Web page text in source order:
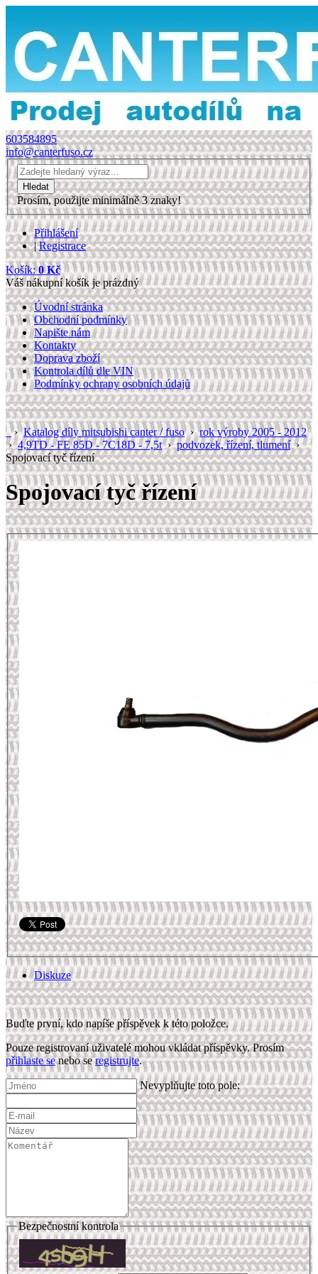
603584895
info@canterfuso.cz
Prosím, použijte minimálně 3 znaky!
Přihlášení
| Registrace
Košík: 0 Kč
Váš nákupní košík je prázdný
Úvodní stránka
Obchodní podmínky
Napište nám
Kontakty
Doprava zboží
Kontrola dílů dle VIN
Podmínky ochrany osobních údajů
› Katalog díly mitsubishi canter / fuso › rok výroby 2005 - 2012
› 4,9TD - FE 85D - 7C18D - 7,5t › podvozek, řízení, tlumení ›
Spojovací tyč řízení
Spojovací tyč řízení
Diskuze
Buďte první, kdo napíše příspěvek k této položce.
Pouze registrovaní uživatelé mohou vkládat příspěvky. Prosím
přihlaste senebo seregistrujte.
Nevyplňujte toto pole:
Bezpečnostní kontrola